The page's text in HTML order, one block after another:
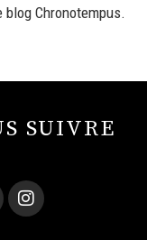
Chronotempus.
SUIVRE